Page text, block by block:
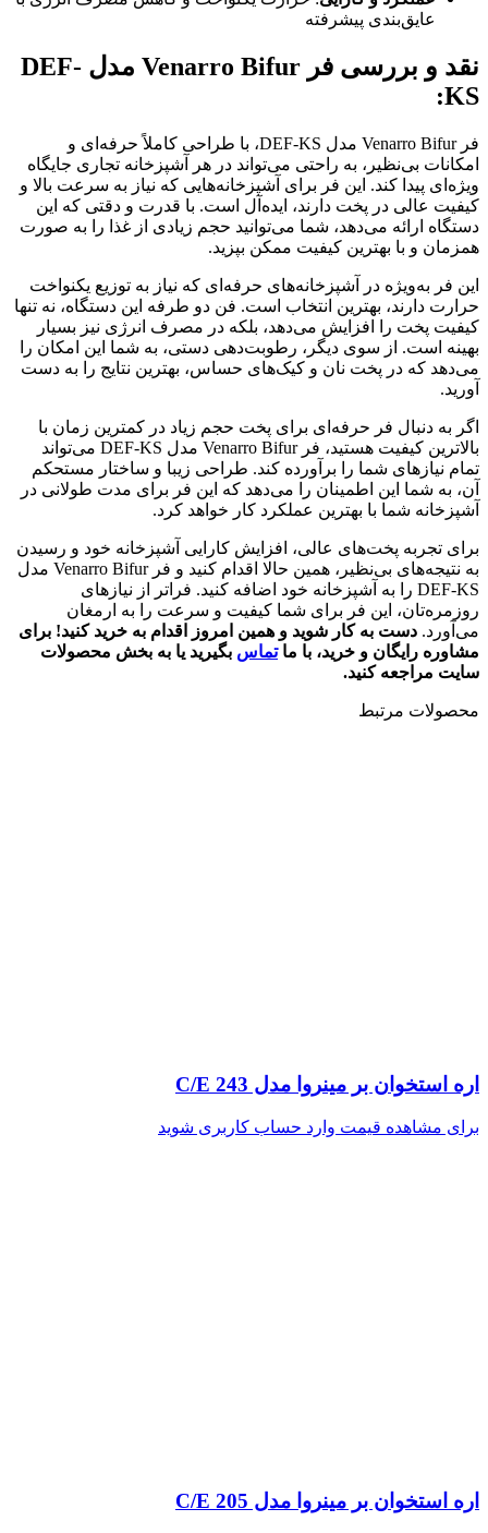
عایق‌بندی پیشرفته
نقد و بررسی فر Venarro Bifur مدل DEF-
KS
:
فر Venarro Bifur مدل DEF-KS، با طراحی کاملاً حرفه‌ای و
امکانات بی‌نظیر، به راحتی می‌تواند در هر آشپزخانه تجاری جایگاه
ویژه‌ای پیدا کند. این فر برای آشپزخانه‌هایی که نیاز به سرعت بالا و
کیفیت عالی در پخت دارند، ایده‌آل است. با قدرت و دقتی که این
دستگاه ارائه می‌دهد، شما می‌توانید حجم زیادی از غذا را به صورت
همزمان و با بهترین کیفیت ممکن بپزید.
این فر به‌ویژه در آشپزخانه‌های حرفه‌ای که نیاز به توزیع یکنواخت
حرارت دارند، بهترین انتخاب است. فن دو طرفه این دستگاه، نه تنها
کیفیت پخت را افزایش می‌دهد، بلکه در مصرف انرژی نیز بسیار
بهینه است. از سوی دیگر، رطوبت‌دهی دستی، به شما این امکان را
می‌دهد که در پخت نان و کیک‌های حساس، بهترین نتایج را به دست
آورید.
اگر به دنبال فر حرفه‌ای برای پخت حجم زیاد در کمترین زمان با
بالاترین کیفیت هستید، فر Venarro Bifur مدل DEF-KS می‌تواند
تمام نیازهای شما را برآورده کند. طراحی زیبا و ساختار مستحکم
آن، به شما این اطمینان را می‌دهد که این فر برای مدت طولانی در
آشپزخانه شما با بهترین عملکرد کار خواهد کرد.
برای تجربه پخت‌های عالی، افزایش کارایی آشپزخانه خود و رسیدن
به نتیجه‌های بی‌نظیر، همین حالا اقدام کنید و فر Venarro Bifur مدل
DEF-KS را به آشپزخانه خود اضافه کنید. فراتر از نیازهای
روزمره‌تان، این فر برای شما کیفیت و سرعت را به ارمغان
می‌آورد. دست به کار شوید و همین امروز اقدام به خرید کنید! برای
مشاوره رایگان و خرید، با ماتماس بگیرید یا به بخش محصولات
سایت مراجعه کنید.
محصولات مرتبط
اره استخوان بر مینروا مدل C/E 243
برای مشاهده قیمت وارد حساب کاربری شوید
اره استخوان بر مینروا مدل C/E 205